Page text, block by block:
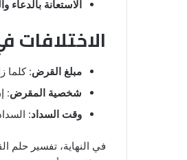
الاستعانة بالدعاء
مبلغ القرض: كلما
شخصية المقرض:
وقت السداد:
في النهاية، تفسير حلم